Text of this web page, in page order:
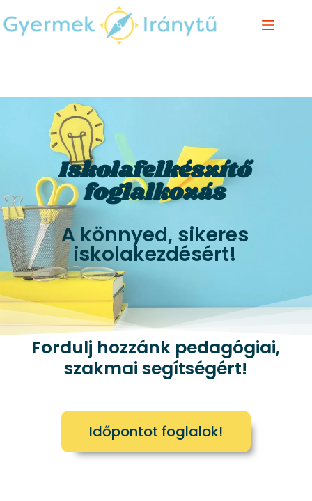
Iskolafelkészítő
foglalkozás
A könnyed, sikeres
iskolakezdésért!
Fordulj hozzánk pedagógiai,
szakmai segítségért!
Időpontot foglalok!